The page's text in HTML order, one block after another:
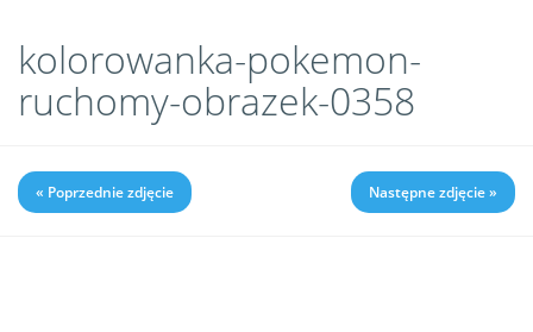
kolorowanka-pokemon-
ruchomy-obrazek-0358
« Poprzednie zdjęcie Następne zdjęcie »